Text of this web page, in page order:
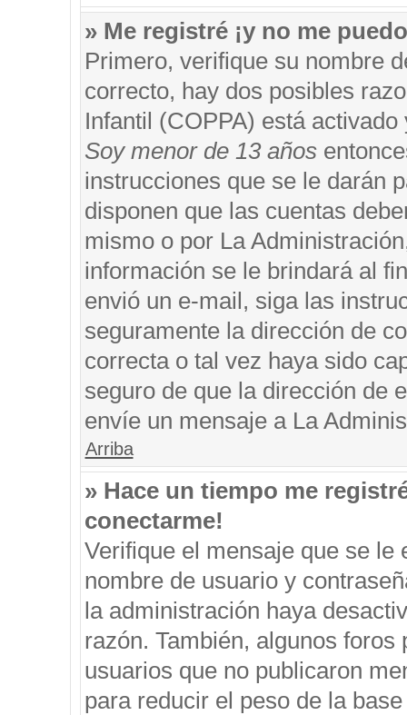
» Me registré ¡y no me
Primero, verifique su nombre
correcto, hay dos posibles
Infantil (COPPA) está
Soy menor de 13 años
instrucciones que se le darán
disponen que las cuentas
mismo o por La
información se le brindará al
envió un e-mail, siga las
seguramente la dirección de
correcta o tal vez haya sido
seguro de que la dirección de
envíe un mensaje a La
Arriba
» Hace un tiempo me
conectarme!
Verifique el mensaje que se
nombre de usuario y
la administración haya
razón. También, algunos
usuarios que no publicaron
para reducir el peso de la